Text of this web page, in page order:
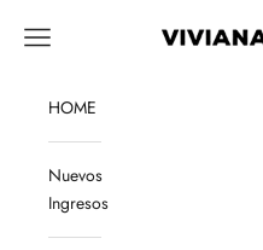
Viviana Méndez
Menú
HOME
Nuevos
Ingresos